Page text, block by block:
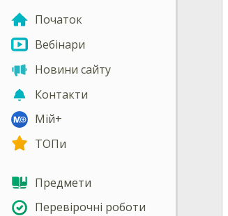
Початок
Вебінари
Новини сайту
Контакти
Мій+
ТОПи
Предмети
Перевірочні роботи